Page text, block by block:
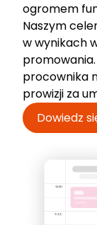
ogromem
Naszym
w wynikach
procownika
prowizji za
Dowiedz